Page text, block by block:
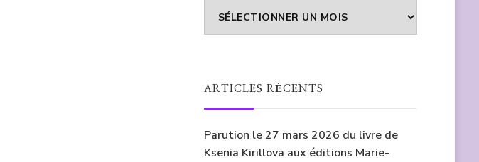
Archives
ARTICLES RÉCENTS
Parution le 27 mars 2026 du livre de
Ksenia Kirillova aux éditions Marie-